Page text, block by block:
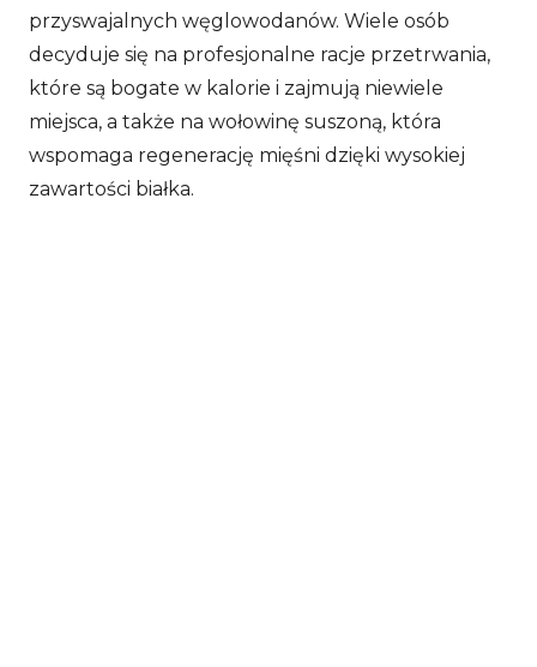
przyswajalnych węglowodanów. Wiele osób
decyduje się na profesjonalne racje przetrwania,
które są bogate w kalorie i zajmują niewiele
miejsca, a także na wołowinę suszoną, która
wspomaga regenerację mięśni dzięki wysokiej
zawartości białka.